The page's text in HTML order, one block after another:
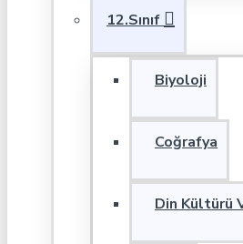
12.Sınıf
Biyoloji
Coğrafya
Din Kültürü